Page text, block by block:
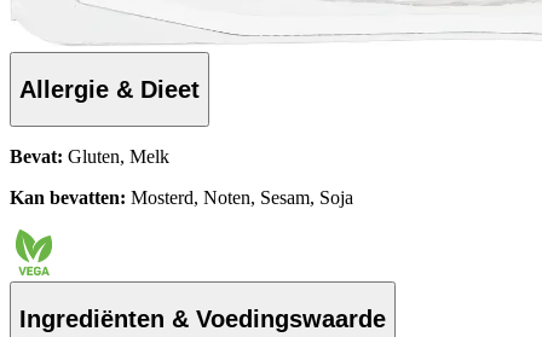
Allergie & Dieet
Bevat: Gluten, Melk
Kan bevatten: Mosterd, Noten, Sesam, Soja
Ingrediënten & Voedingswaarde